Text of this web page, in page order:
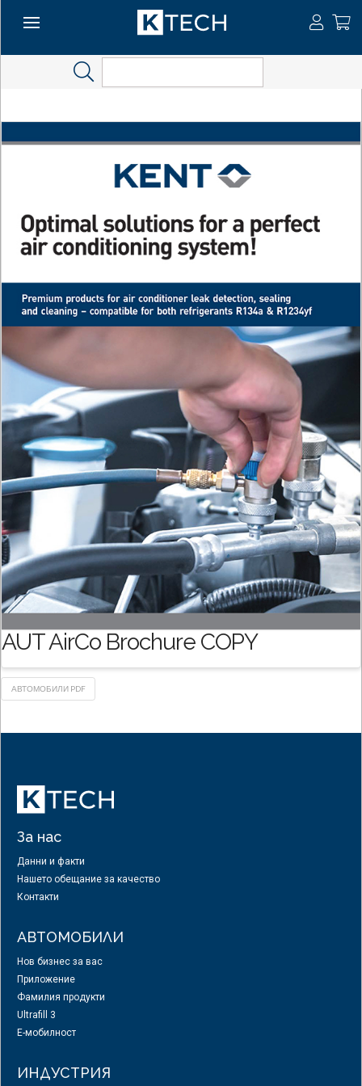
AUT AirCo Brochure COPY
АВТОМОБИЛИ PDF
За нас
Данни и факти
Нашето обещание за качество
Контакти
АВТОМОБИЛИ
Нов бизнес за вас
Приложение
Фамилия продукти
Ultrafill 3
E-мобилност
ИНДУСТРИЯ